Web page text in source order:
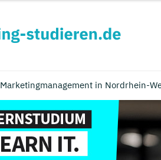
Marketingmanagement in Nordrhein-